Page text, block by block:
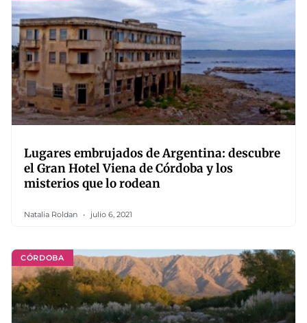
Lugares embrujados de Argentina: descubre
el Gran Hotel Viena de Córdoba y los
misterios que lo rodean
Natalia Roldan julio 6, 2021
CÓRDOBA